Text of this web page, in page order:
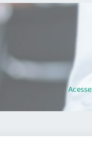
Acesse